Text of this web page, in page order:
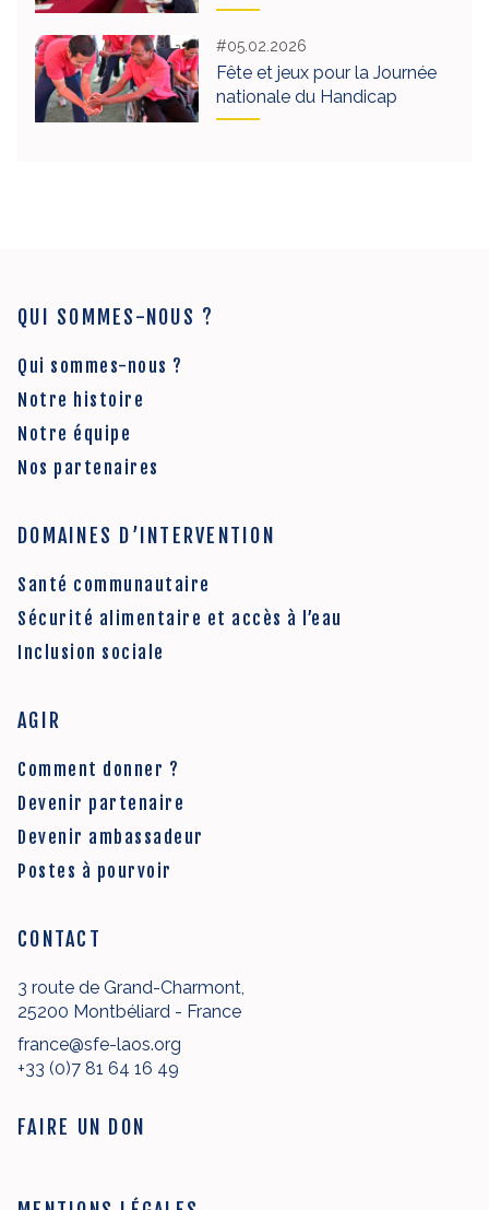
#05.02.2026
Fête et jeux pour la Journée
nationale du Handicap
QUI SOMMES-NOUS ?
Qui sommes-nous ?
Notre histoire
Notre équipe
Nos partenaires
DOMAINES D’INTERVENTION
Santé communautaire
Sécurité alimentaire et accès à l’eau
Inclusion sociale
AGIR
Comment donner ?
Devenir partenaire
Devenir ambassadeur
Postes à pourvoir
CONTACT
3 route de Grand-Charmont,
25200 Montbéliard - France
france@sfe-laos.org
+33 (0)7 81 64 16 49
FAIRE UN DON